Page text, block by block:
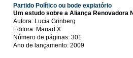
Partido Político ou bode expiatório
Um estudo sobre a Aliança Renovadora
Autora: Lucia Grinberg
Editora: Mauad X
Número de páginas: 301
Ano de lançamento: 2009